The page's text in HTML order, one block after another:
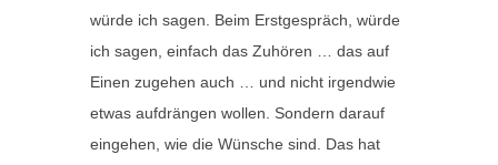
würde ich sagen. Beim Erstgespräch, würde
ich sagen, einfach das Zuhören … das auf
Einen zugehen auch … und nicht irgendwie
etwas aufdrängen wollen. Sondern darauf
eingehen, wie die Wünsche sind. Das hat